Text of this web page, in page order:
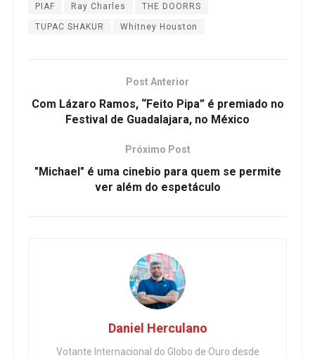
PIAF Ray Charles THE DOORRS
TUPAC SHAKUR Whitney Houston
Post Anterior
Com Lázaro Ramos, “Feito Pipa” é premiado no
Festival de Guadalajara, no México
Próximo Post
"Michael" é uma cinebio para quem se permite
ver além do espetáculo
Daniel Herculano
Votante Internacional do Globo de Ouro desde